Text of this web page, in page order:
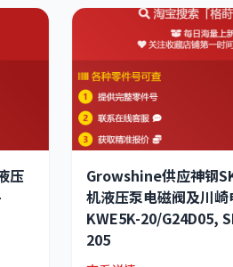
压
Growshine供应神钢
机液压泵电磁阀及川崎
KWE5K-20/G24D05,
205